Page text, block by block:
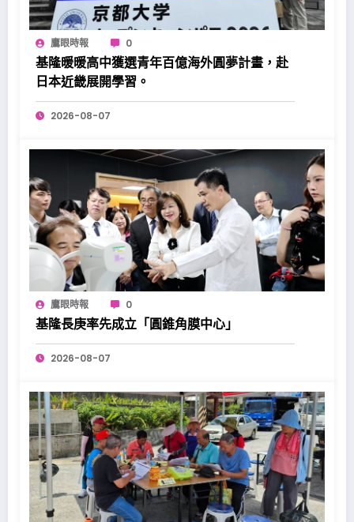
鷹眼時報 0
基隆暖暖高中獲選青年百億海外圓夢計畫，赴
日本近畿展開學習。
2026-08-07
鷹眼時報 0
基隆長庚率先成立「圓錐角膜中心」
2026-08-07